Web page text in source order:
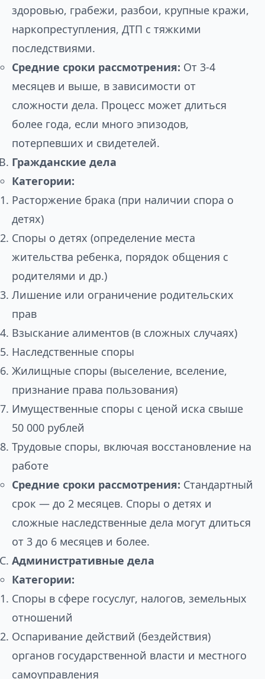
здоровью, грабежи, разбои, крупные кражи,
наркопреступления, ДТП с тяжкими
последствиями.
Средние сроки рассмотрения: От 3-4
месяцев и выше, в зависимости от
сложности дела. Процесс может длиться
более года, если много эпизодов,
потерпевших и свидетелей.
Гражданские дела
Категории:
Расторжение брака (при наличии спора о
детях)
Споры о детях (определение места
жительства ребенка, порядок общения с
родителями и др.)
Лишение или ограничение родительских
прав
Взыскание алиментов (в сложных случаях)
Наследственные споры
Жилищные споры (выселение, вселение,
признание права пользования)
Имущественные споры с ценой иска свыше
50 000 рублей
Трудовые споры, включая восстановление на
работе
Средние сроки рассмотрения: Стандартный
срок — до 2 месяцев. Споры о детях и
сложные наследственные дела могут длиться
от 3 до 6 месяцев и более.
Административные дела
Категории:
Споры в сфере госуслуг, налогов, земельных
отношений
Оспаривание действий (бездействия)
органов государственной власти и местного
самоуправления